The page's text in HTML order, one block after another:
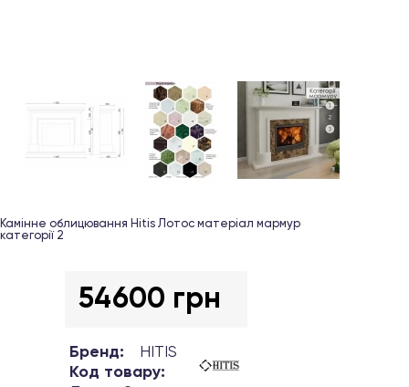
Камінне облицювання Hitis Лотос матеріал мармур
категорії 2
54600 грн
Бренд:
HITIS
Код товару: